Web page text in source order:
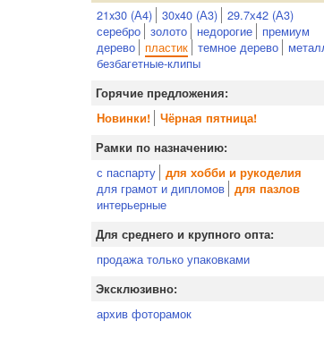
21x30 (А4) 30x40 (А3) 29.7х42 (А3)
серебро золото недорогие
премиум
дерево пластик темное дерево
безбагетные-клипы
Горячие предложения:
Новинки!
Чёрная пятница!
Рамки по назначению:
с паспарту для хобби и рукоделия
для грамот и дипломов для пазлов
интерьерные
Для среднего и крупного опта:
продажа только упаковками
Эксклюзивно:
архив фоторамок